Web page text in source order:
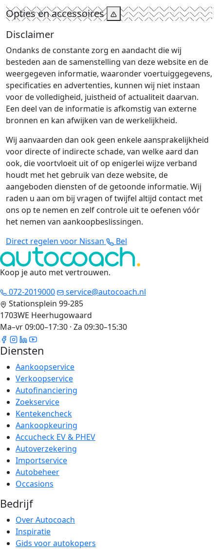
Opties en accessoires
Disclaimer
Ondanks de constante zorg en aandacht die wij
besteden aan de samenstelling van deze website en de
weergegeven informatie, waaronder voertuiggegevens,
specificaties en advertenties, kunnen wij niet instaan
voor de volledigheid, juistheid of actualiteit daarvan.
Een deel van de informatie is afkomstig van externe
bronnen en kan afwijken van de werkelijkheid.
Wij aanvaarden dan ook geen enkele aansprakelijkheid
voor directe of indirecte schade, van welke aard dan
ook, die voortvloeit uit of op enigerlei wijze verband
houdt met het gebruik van deze website, de
aangeboden diensten of de getoonde informatie. Wij
raden u aan om bij vragen of twijfel altijd contact met
ons op te nemen en zelf controle uit te oefenen vóór
het nemen van aankoopbeslissingen.
Direct regelen voor Nissan
Bel
Koop je auto met vertrouwen.
072-2019000
service@autocoach.nl
Stationsplein 99-285
1703WE Heerhugowaard
Ma–vr 09:00–17:30 · Za 09:30–15:30
Diensten
Aankoopservice
Verkoopservice
Autofinanciering
Zoekservice
Kentekencheck
Aankoopkeuring
Accucheck EV & PHEV
Autoverzekering
Importservice
Autobeheer
Occasions
Bedrijf
Over Autocoach
Inspiratie
Gids voor autokopers